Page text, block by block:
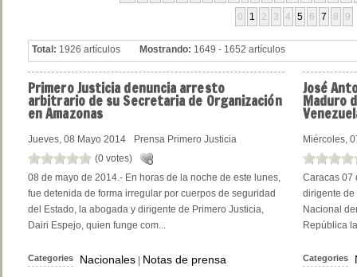
0 1 2 3 4 5 6 7 8 9
Total: 1926 artículos Mostrando: 1649 - 1652 artículos
PrimeroJusticia denuncia arresto
arbitrario de su Secretaria de Organización
en Amazonas
Jueves, 08 Mayo 2014
Prensa Primero Justicia
(0 votes)
08 de mayo de 2014.- En horas de la noche de este lunes,
fue detenida de forma irregular por cuerpos de seguridad
del Estado, la abogada y dirigente de Primero Justicia,
Dairi Espejo, quien funge com...
Categories Nacionales
Notas de prensa
José
Maduro
Miércoles,
Caracas 07
dirigente de
Nacional
República
Categories